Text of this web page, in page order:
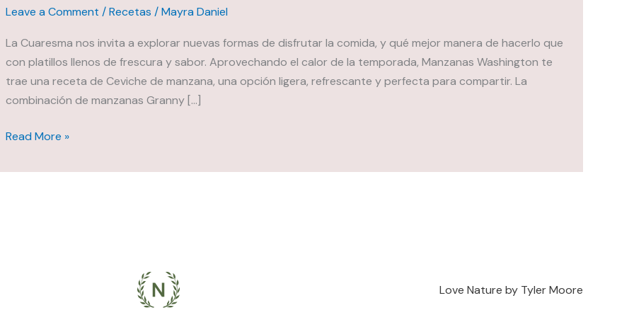
Leave a Comment /Recetas /Mayra Daniel
La Cuaresma nos invita a explorar nuevas formas de disfrutar la comida, y qué mejor manera de hacerlo que
con platillos llenos de frescura y sabor. Aprovechando el calor de la temporada, Manzanas Washington te
trae una receta de Ceviche de manzana, una opción ligera, refrescante y perfecta para compartir. La
combinación de manzanas Granny […]
Ceviche
manzana:
Read More »
Love Nature by Tyler Moore